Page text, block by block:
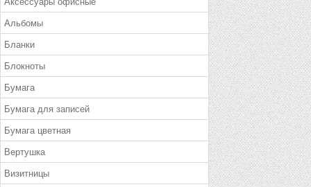
Альбомы
Бланки
Блокноты
Бумага
Бумага для записей
Бумага цветная
Вертушка
Визитницы